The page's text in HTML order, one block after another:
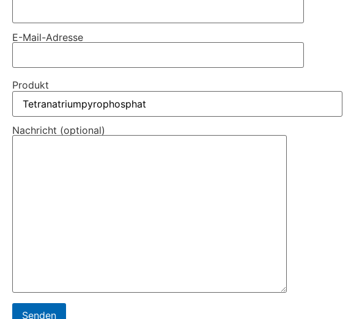
E-Mail-Adresse
Produkt
Nachricht (optional)